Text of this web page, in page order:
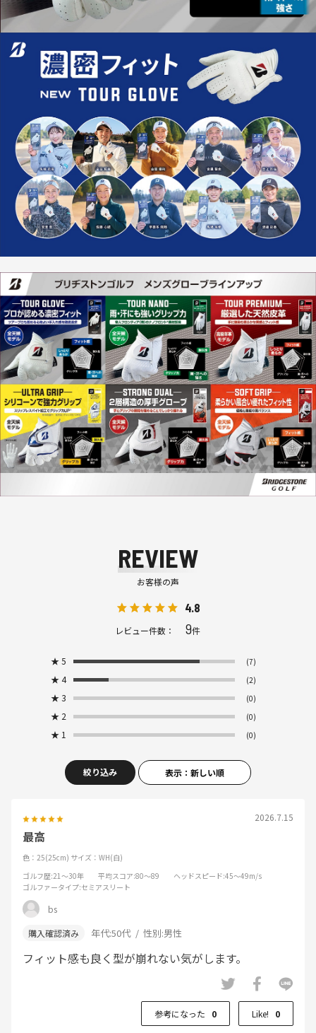
REVIEW
お客様の声
4.8
レビュー件数： 9件
★ 5 (7)
★ 4 (2)
★ 3 (0)
★ 2 (0)
★ 1 (0)
絞り込み 表示：新しい順
2026.7.15
最高
色：25(25cm) サイズ：WH(白)
ゴルフ歴:21～30年 平均スコア:80～89 ヘッドスピード:45～49m/s
ゴルファータイプ:セミアスリート
bs
年代:50代 性別:男性
フィット感も良く型が崩れない気がします。
参考になった 0 Like! 0